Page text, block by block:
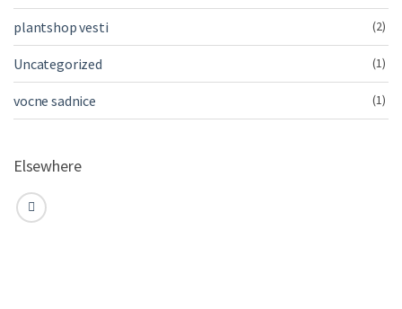
plantshop vesti (2)
Uncategorized (1)
vocne sadnice (1)
Elsewhere